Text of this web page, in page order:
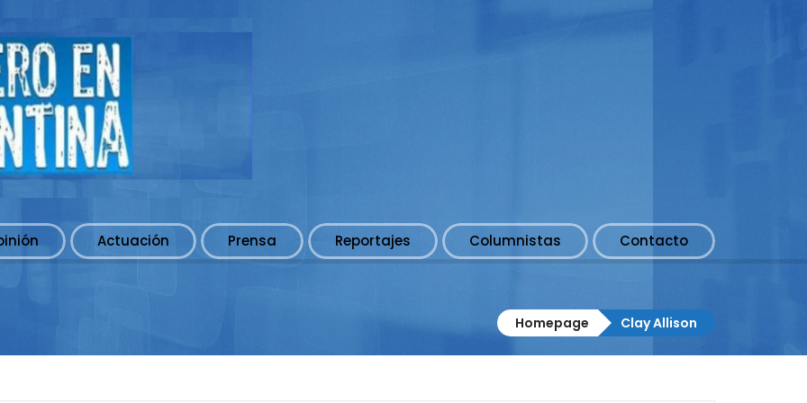
Actuación Prensa Reportajes Columnistas Contacto
Homepage Clay Allison